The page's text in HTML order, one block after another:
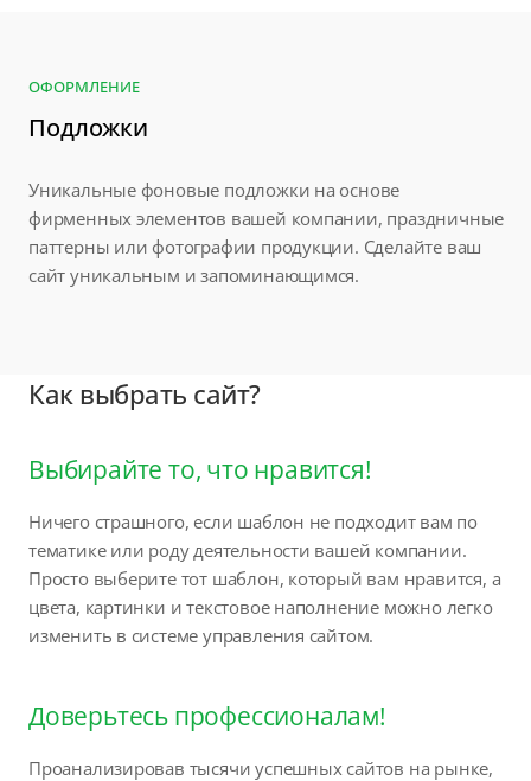
ОФОРМЛЕНИЕ
Подложки
Уникальные фоновые подложки на основе
фирменных элементов вашей компании, праздничные
паттерны или фотографии продукции. Сделайте ваш
сайт уникальным и запоминающимся.
Как выбрать сайт?
Выбирайте то, что нравится!
Ничего страшного, если шаблон не подходит вам по
тематике или роду деятельности вашей компании.
Просто выберите тот шаблон, который вам нравится, а
цвета, картинки и текстовое наполнение можно легко
изменить в системе управления сайтом.
Доверьтесь профессионалам!
Проанализировав тысячи успешных сайтов на рынке,